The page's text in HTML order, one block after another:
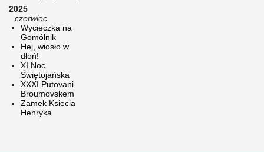
2025
czerwiec
Wycieczka na
Gomólnik
Hej, wiosło w
dłoń!
XI Noc
Świętojańska
XXXI Putovani
Broumovskem
Zamek Ksiecia
Henryka